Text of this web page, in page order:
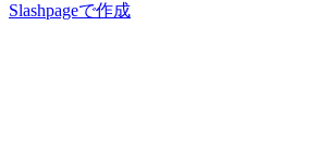
Slashpageで作成